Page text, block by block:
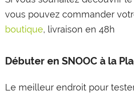
vous pouvez commander
boutique, livraison en 48h
Débuter en SNOOC à la
Le meilleur endroit pour